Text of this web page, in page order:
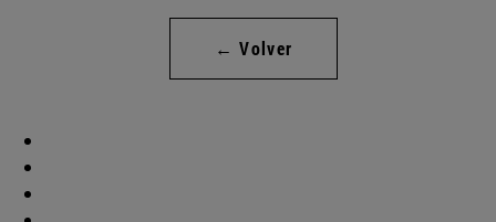
← Volver